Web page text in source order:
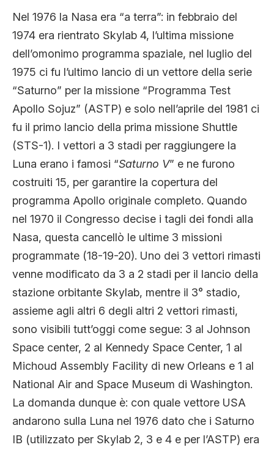
Nel 1976 la Nasa era “a terra”: in febbraio del
1974 era rientrato Skylab 4, l’ultima missione
dell’omonimo programma spaziale, nel luglio del
1975 ci fu l’ultimo lancio di un vettore della serie
“Saturno” per la missione “Programma Test
Apollo Sojuz” (ASTP) e solo nell’aprile del 1981 ci
fu il primo lancio della prima missione Shuttle
(STS-1). I vettori a 3 stadi per raggiungere la
Luna erano i famosi “Saturno V” e ne furono
costruiti 15, per garantire la copertura del
programma Apollo originale completo. Quando
nel 1970 il Congresso decise i tagli dei fondi alla
Nasa, questa cancellò le ultime 3 missioni
programmate (18-19-20). Uno dei 3 vettori rimasti
venne modificato da 3 a 2 stadi per il lancio della
stazione orbitante Skylab, mentre il 3° stadio,
assieme agli altri 6 degli altri 2 vettori rimasti,
sono visibili tutt’oggi come segue: 3 al Johnson
Space center, 2 al Kennedy Space Center, 1 al
Michoud Assembly Facility di new Orleans e 1 al
National Air and Space Museum di Washington.
La domanda dunque è: con quale vettore USA
andarono sulla Luna nel 1976 dato che i Saturno
IB (utilizzato per Skylab 2, 3 e 4 e per l’ASTP) era